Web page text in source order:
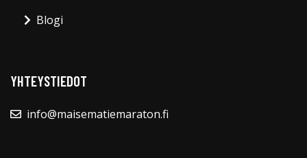
Blogi
YHTEYSTIEDOT
info@maisematiemaraton.fi